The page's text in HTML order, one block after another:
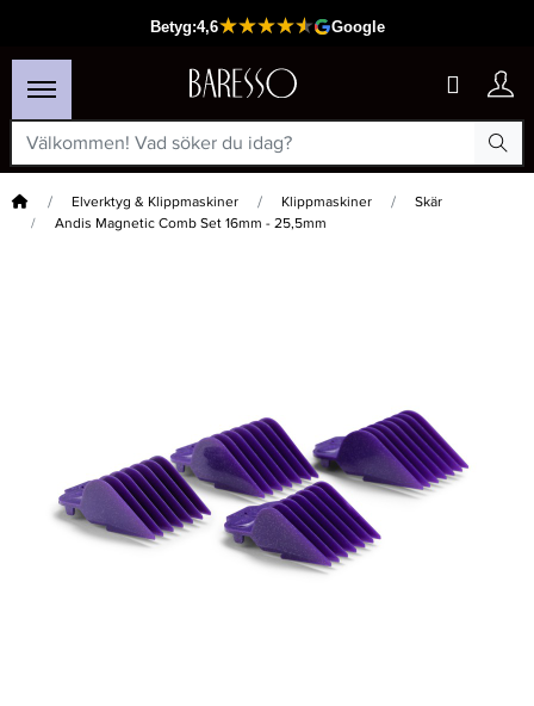
Hem Elverktyg & Klippmaskiner Klippmaskiner
Skär
Andis Magnetic Comb Set 16mm - 25,5mm
Matador 2618/7 - Hårkam